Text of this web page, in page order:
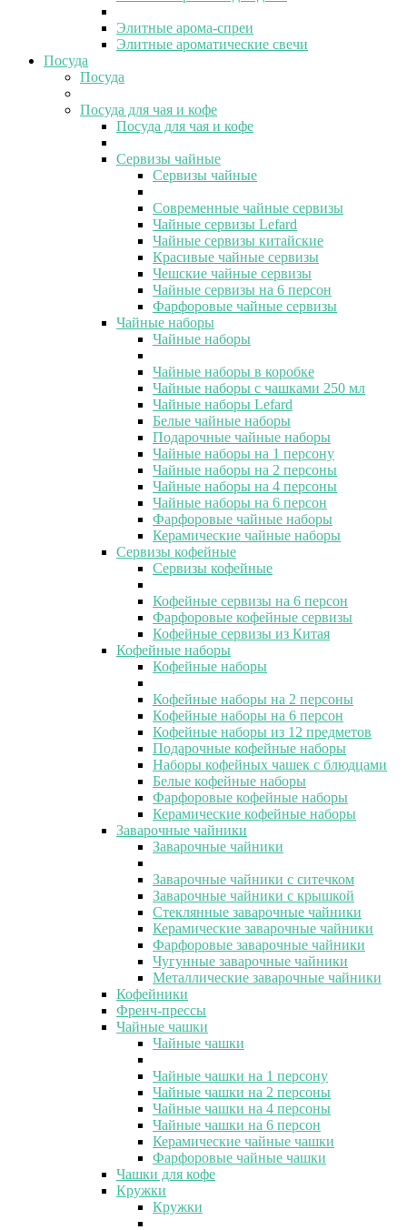
Элитные арома-спреи
Элитные ароматические свечи
Посуда
Посуда
Посуда для чая и кофе
Посуда для чая и кофе
Сервизы чайные
Сервизы чайные
Современные чайные сервизы
Чайные сервизы Lefard
Чайные сервизы китайские
Красивые чайные сервизы
Чешские чайные сервизы
Чайные сервизы на 6 персон
Фарфоровые чайные сервизы
Чайные наборы
Чайные наборы
Чайные наборы в коробке
Чайные наборы с чашками 250 мл
Чайные наборы Lefard
Белые чайные наборы
Подарочные чайные наборы
Чайные наборы на 1 персону
Чайные наборы на 2 персоны
Чайные наборы на 4 персоны
Чайные наборы на 6 персон
Фарфоровые чайные наборы
Керамические чайные наборы
Сервизы кофейные
Сервизы кофейные
Кофейные сервизы на 6 персон
Фарфоровые кофейные сервизы
Кофейные сервизы из Китая
Кофейные наборы
Кофейные наборы
Кофейные наборы на 2 персоны
Кофейные наборы на 6 персон
Кофейные наборы из 12 предметов
Подарочные кофейные наборы
Наборы кофейных чашек с блюдцами
Белые кофейные наборы
Фарфоровые кофейные наборы
Керамические кофейные наборы
Заварочные чайники
Заварочные чайники
Заварочные чайники с ситечком
Заварочные чайники с крышкой
Стеклянные заварочные чайники
Керамические заварочные чайники
Фарфоровые заварочные чайники
Чугунные заварочные чайники
Металлические заварочные чайники
Кофейники
Френч-прессы
Чайные чашки
Чайные чашки
Чайные чашки на 1 персону
Чайные чашки на 2 персоны
Чайные чашки на 4 персоны
Чайные чашки на 6 персон
Керамические чайные чашки
Фарфоровые чайные чашки
Чашки для кофе
Кружки
Кружки